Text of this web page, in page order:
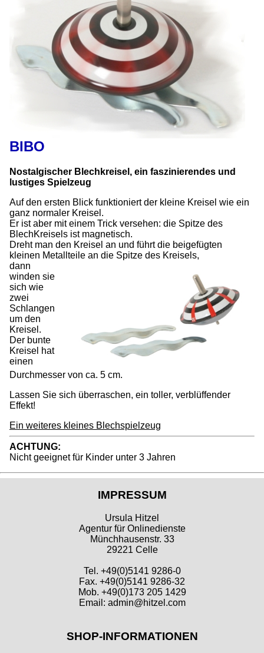
BIBO
Nostalgischer Blechkreisel, ein faszinierendes und
lustiges Spielzeug
Auf den ersten Blick funktioniert der kleine Kreisel wie ein
ganz normaler Kreisel.
Er ist aber mit einem Trick versehen: die Spitze des
BlechKreisels ist magnetisch.
Dreht man den Kreisel an und führt die beigefügten
kleinen Metallteile an die Spitze des Kreisels,
dann
winden sie
sich wie
zwei
Schlangen
um den
Kreisel.
Der bunte
Kreisel hat
einen
Durchmesser von ca. 5 cm.
Lassen Sie sich überraschen, ein toller, verblüffender
Effekt!
Ein weiteres kleines Blechspielzeug
ACHTUNG:
Nicht geeignet für Kinder unter 3 Jahren
IMPRESSUM
Ursula Hitzel
Agentur für Onlinedienste
Münchhausenstr. 33
29221 Celle
Tel. +49(0)5141 9286-0
Fax. +49(0)5141 9286-32
Mob. +49(0)173 205 1429
Email: admin@hitzel.com
SHOP-INFORMATIONEN